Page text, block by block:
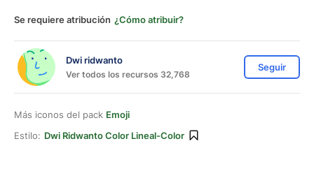
Se requiere atribución ¿Cómo atribuir?
Dwi ridwanto
Ver todos los recursos 32,768
Seguir
Más iconos del pack Emoji
Estilo: Dwi Ridwanto Color Lineal-Color